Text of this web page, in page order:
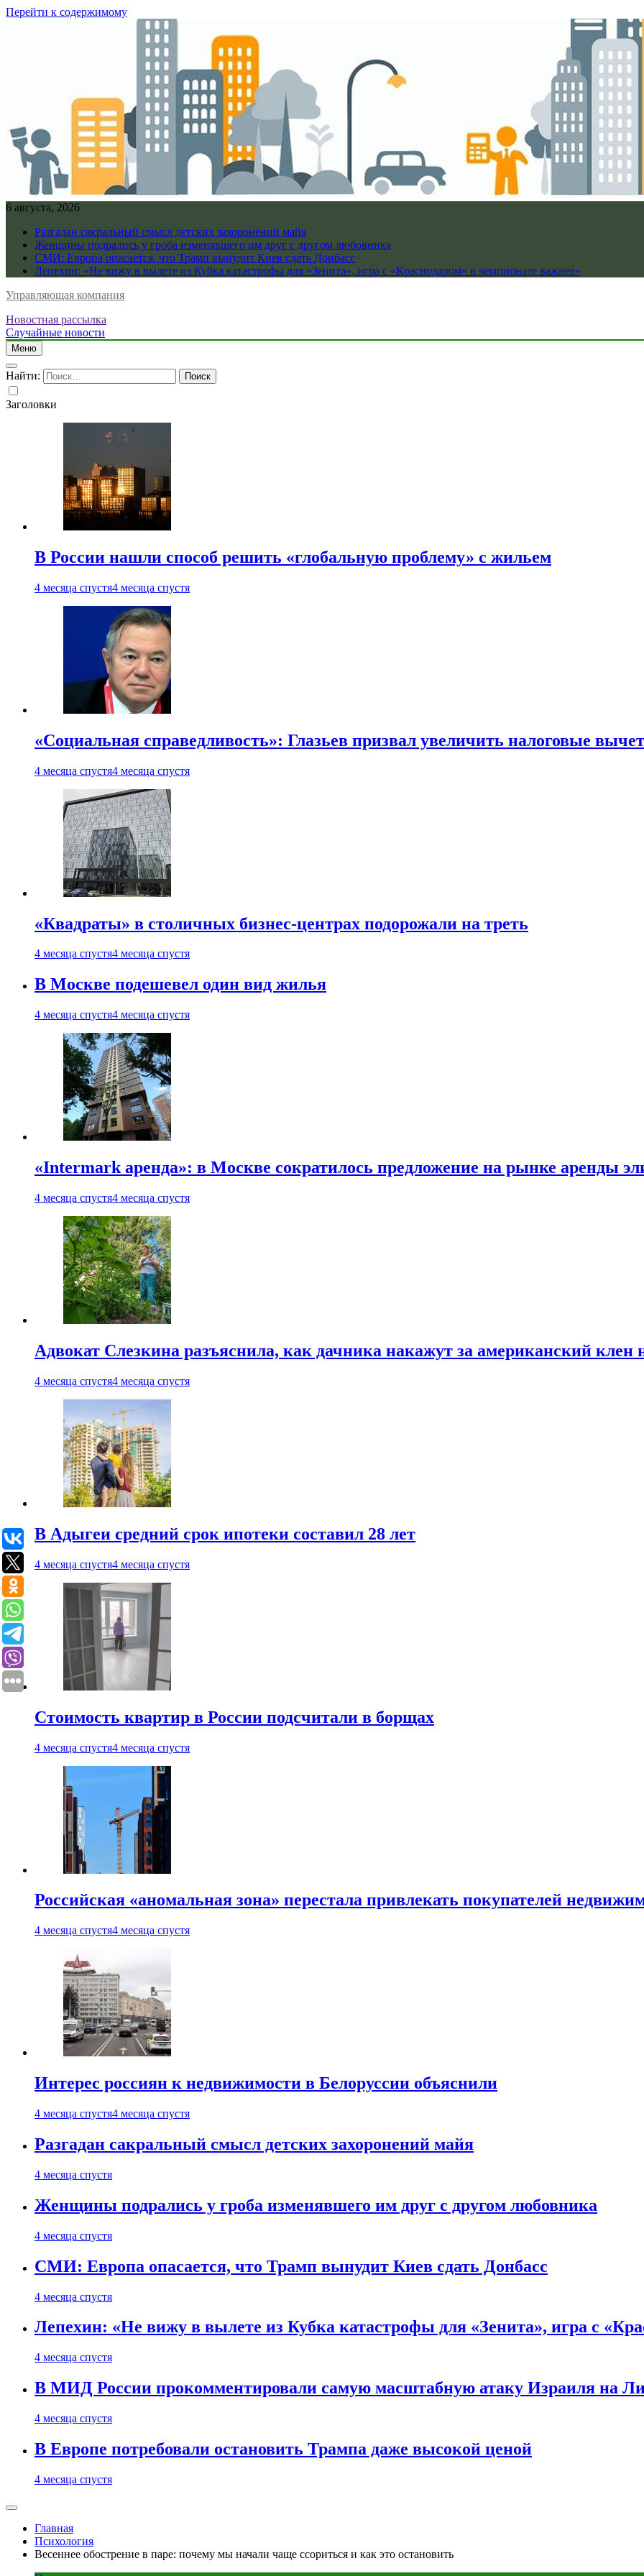
Перейти к содержимому
6 августа, 2026
Разгадан сакральный смысл детских захоронений майя
Женщины подрались у гроба изменявшего им друг с другом любовника
СМИ: Европа опасается, что Трамп вынудит Киев сдать Донбасс
Лепехин: «Не вижу в вылете из Кубка катастрофы для «Зенита», игра с «Краснодаром» в чемпионате важнее»
Управляющая компания
Новостная рассылка
Случайные новости
Меню
Найти:
Заголовки
В России нашли способ решить «глобальную проблему» с жильем
4 месяца спустя4 месяца спустя
«Социальная справедливость»: Глазьев призвал увеличить налоговые
4 месяца спустя4 месяца спустя
«Квадраты» в столичных бизнес-центрах подорожали на треть
4 месяца спустя4 месяца спустя
В Москве подешевел один вид жилья
4 месяца спустя4 месяца спустя
«Intermark аренда»: в Москве сократилось предложение на рынке аренды
4 месяца спустя4 месяца спустя
Адвокат Слезкина разъяснила, как дачника накажут за американский клен
4 месяца спустя4 месяца спустя
В Адыгеи средний срок ипотеки составил 28 лет
4 месяца спустя4 месяца спустя
Стоимость квартир в России подсчитали в борщах
4 месяца спустя4 месяца спустя
Российская «аномальная зона» перестала привлекать покупателей
4 месяца спустя4 месяца спустя
Интерес россиян к недвижимости в Белоруссии объяснили
4 месяца спустя4 месяца спустя
Разгадан сакральный смысл детских захоронений майя
4 месяца спустя
Женщины подрались у гроба изменявшего им друг с другом любовника
4 месяца спустя
СМИ: Европа опасается, что Трамп вынудит Киев сдать Донбасс
4 месяца спустя
Лепехин: «Не вижу в вылете из Кубка катастрофы для «Зенита», игра с
4 месяца спустя
В МИД России прокомментировали самую масштабную атаку Израиля на
4 месяца спустя
В Европе потребовали остановить Трампа даже высокой ценой
4 месяца спустя
Главная
Психология
Весеннее обострение в паре: почему мы начали чаще ссориться и как это остановить